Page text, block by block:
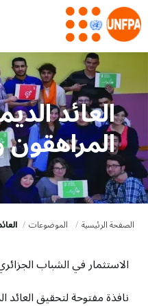
العائد
الصفحة الرئيسية الموضوعات
الاستثمار في الشباب
نافذة مفتوحة لتحقيق العائد